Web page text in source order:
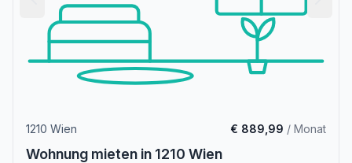
1210 Wien € 889,99 / Monat
Wohnung mieten in 1210 Wien